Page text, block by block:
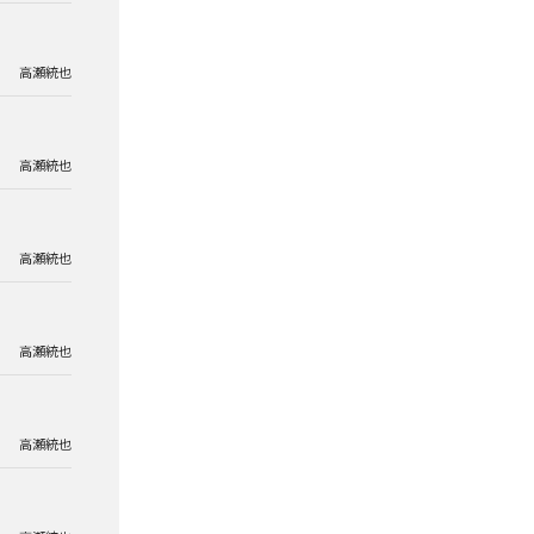
高瀬統也
高瀬統也
高瀬統也
高瀬統也
高瀬統也